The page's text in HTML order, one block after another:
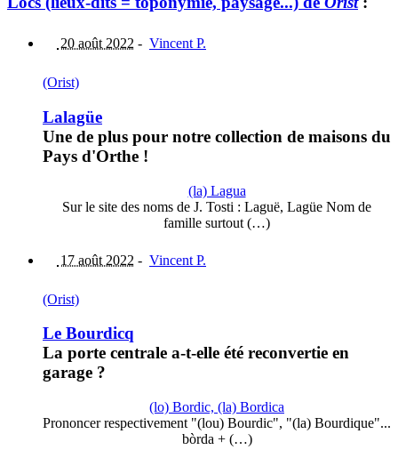
20 août 2022 - Vincent P.
(Orist)
Lalagüe
Une de plus pour notre collection de maisons du
Pays d'Orthe !
(la) Lagua
Sur le site des noms de J. Tosti : Laguë, Lagüe Nom de
famille surtout (…)
17 août 2022 - Vincent P.
(Orist)
Le Bourdicq
La porte centrale a-t-elle été reconvertie en
garage ?
(lo) Bordic, (la) Bordica
Prononcer respectivement "(lou) Bourdic", "(la) Bourdique"...
bòrda + (…)